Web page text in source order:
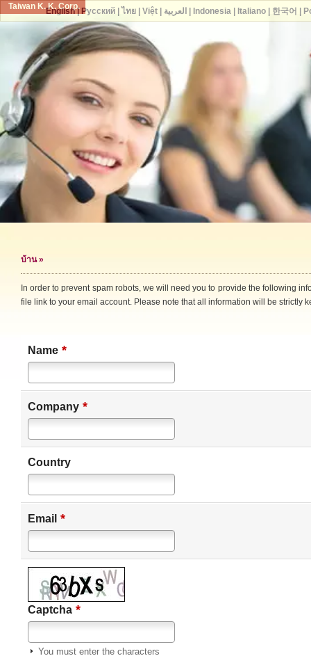
Taiwan K. K. Corp.
บ้าน»
In order to prevent spam robots, we will need you to provide the following
file link to your email account. Please note that all information will be strictly
Name *
Company *
Country
Email *
Captcha *
You must enter the characters
English| Русский| ไทย| Việt| العربية Indonesia| Italiano| 한국어